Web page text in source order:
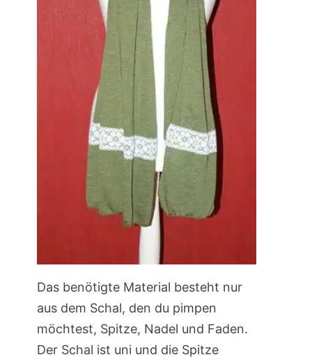
Das benötigte Material besteht nur
aus dem Schal, den du pimpen
möchtest, Spitze, Nadel und Faden.
Der Schal ist uni und die Spitze